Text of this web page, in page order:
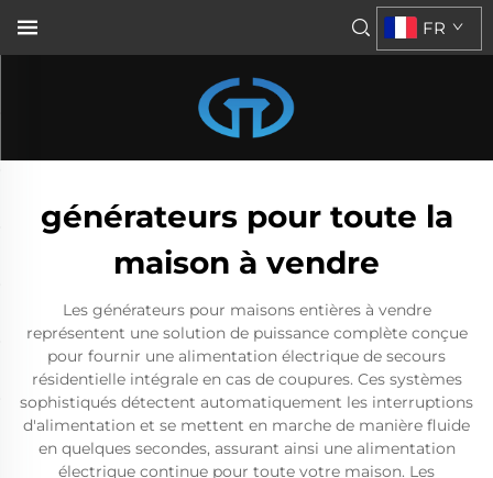
FR
générateurs pour toute la
maison à vendre
Les générateurs pour maisons entières à vendre
représentent une solution de puissance complète conçue
pour fournir une alimentation électrique de secours
résidentielle intégrale en cas de coupures. Ces systèmes
sophistiqués détectent automatiquement les interruptions
d'alimentation et se mettent en marche de manière fluide
en quelques secondes, assurant ainsi une alimentation
électrique continue pour toute votre maison. Les